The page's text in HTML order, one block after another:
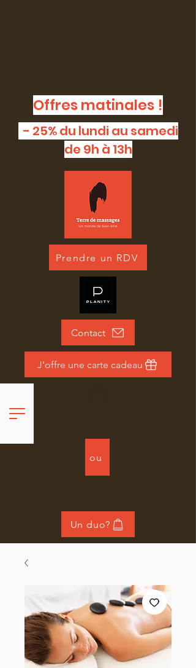
Contact
J'offre une carte cadeau
ou
Offres matinales !
- 25% du lundi au samedi
de 9h à 13h
Prendre un RDV
Un duo?